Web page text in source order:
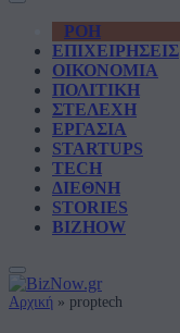
ΡΟΗ
ΕΠΙΧΕΙΡΗΣΕΙΣ
ΟΙΚΟΝΟΜΙΑ
ΠΟΛΙΤΙΚΗ
ΣΤΕΛΕΧΗ
ΕΡΓΑΣΙΑ
STARTUPS
TECH
ΔΙΕΘΝΗ
STORIES
BIZHOW
Αρχική » proptech